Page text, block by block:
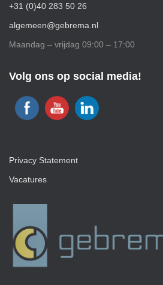
+31 (0)40 283 50 26
algemeen@gebrema.nl
Maandag – vrijdag 09:00 – 17:00
Volg ons op social media!
Privacy Statement
Vacatures